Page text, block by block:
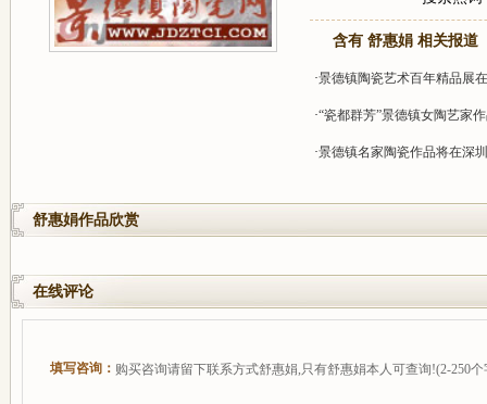
含有 舒惠娟 相关报道
·景德镇陶瓷艺术百年精品展
·“瓷都群芳”景德镇女陶艺家
·景德镇名家陶瓷作品将在深
舒惠娟作品欣赏
在线评论
填写咨询： 购买咨询请留下联系方式舒惠娟,只有舒惠娟本人可查询!(2-250个